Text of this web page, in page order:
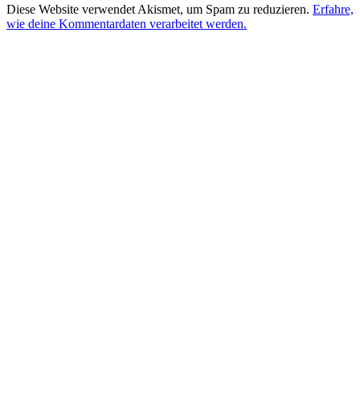
Diese Website verwendet Akismet, um Spam zu reduzieren. Erfahre,
wie deine Kommentardaten verarbeitet werden.